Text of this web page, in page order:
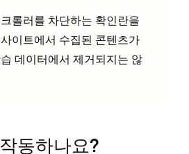
롤러를 차단하는 확인란을
이트에서 수집된 콘텐츠가
데이터에서 제거되지는 않
동하나요?